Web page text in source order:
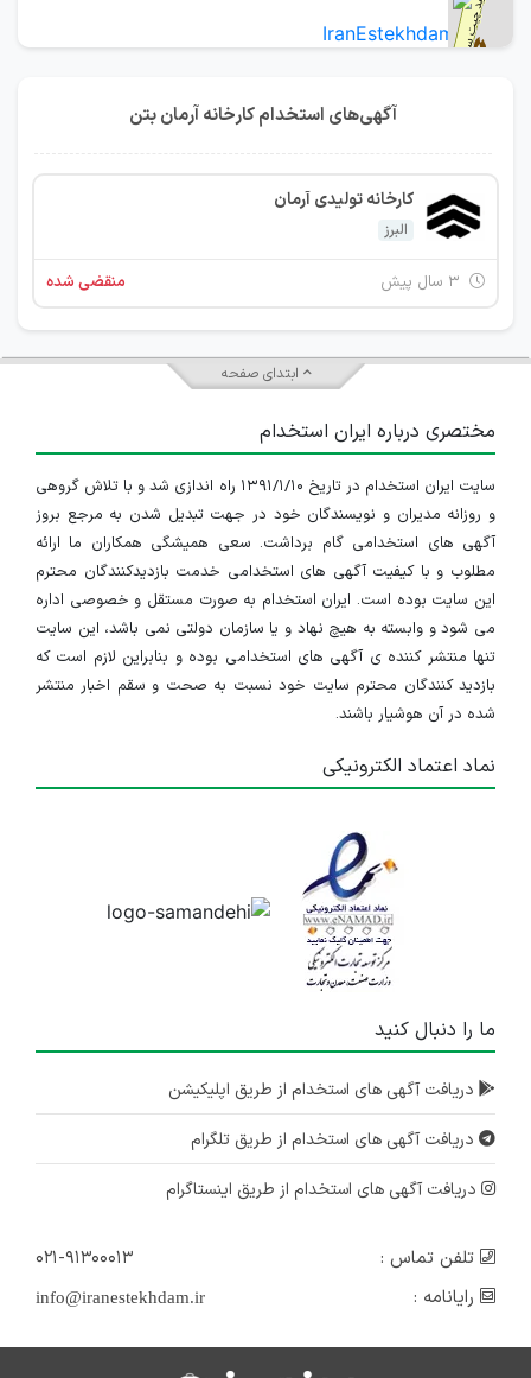
IranEstekhdam.ir
آگهی‌های استخدام کارخانه آرمان بتن
کارخانه تولیدی آرمان
البرز
منقضی شده
ابتدای صفحه
مختصری درباره ایران استخدام
سایت ایران استخدام در تاریخ ۱۳۹۱/۱/۱۰ راه اندازی شد و با تلاش گروهی
و روزانه مدیران و نویسندگان خود در جهت تبدیل شدن به مرجع بروز
آگهی های استخدامی گام برداشت. سعی همیشگی همکاران ما ارائه
مطلوب و با کیفیت آگهی های استخدامی خدمت بازدیدکنندگان محترم
این سایت بوده است. ایران استخدام به صورت مستقل و خصوصی اداره
می شود و وابسته به هیچ نهاد و یا سازمان دولتی نمی باشد، این سایت
تنها منتشر کننده ی آگهی های استخدامی بوده و بنابراین لازم است که
بازدید کنندگان محترم سایت خود نسبت به صحت و سقم اخبار منتشر
شده در آن هوشیار باشند.
نماد اعتماد الکترونیکی
ما را دنبال کنید
دریافت آگهی های استخدام از طریق اپلیکیشن
دریافت آگهی های استخدام از طریق تلگرام
دریافت آگهی های استخدام از طریق اینستاگرام
تلفن تماس :
۰۲۱-۹۱۳۰۰۰۱۳
رایانامه :
info@iranestekhdam.ir